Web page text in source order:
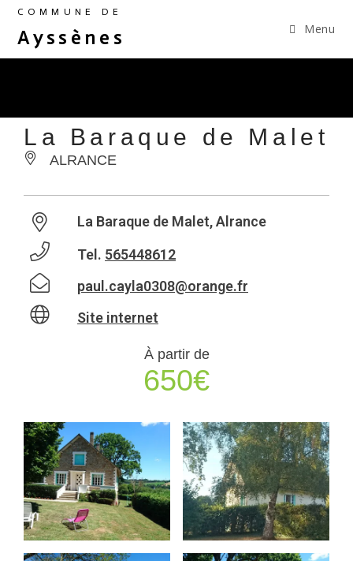
COMMUNE DE
Ayssènes Menu
La Baraque de Malet
ALRANCE
La Baraque de Malet, Alrance
Tel. 565448612
paul.cayla0308@orange.fr
Site internet
À partir de
650€